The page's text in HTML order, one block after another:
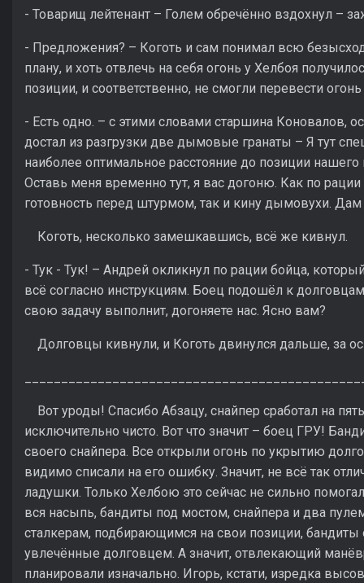
- Товарищ лейтенант – Голем обречённо вздохнул –
- Предложения? – Коготь и сам понимал всю
плану, и хоть отвлечь на себя огонь у Хелбоя
позиции, и соответственно, не смогли перевести
- Есть одно. – с этими словами старшина Коновалов,
достал из разгрузки две дымовые гранаты – Я тут
наиболее оптимальное расстояние до позиции
Оставь меня временно тут, я вас догоню. Как по
готовность перед штурмом, так и кину дымовухи.
Коготь, несколько замешкавшись, всё же кивнул.
- Тук - Тук! – Андрей окликнул по рации бойца,
всё согласно инструкциям. Боец подошёл к
свою задачу выполнит, догоняете нас. Ясно вам?
Долговцы кивнули, и Коготь двинулся дальше, за
Вот уроды! Спасибо Абзацу, снайпер сработал на
исключительно чисто. Вот что значит – боец ГРУ!
своего снайпера. Все открыли огонь по укрытию
видимо списали на его ошибку. Значит, не всё так
ладушки. Только Хелбою это сейчас не сильно
вся насыпь, бандиты под мостом, снайпера и два
сталкерам, подбирающимся на свои позиции, бандиты
увлечённые долговцем. А значит, отвлекающий
планировали изначально. Игорь, кстати, изредка